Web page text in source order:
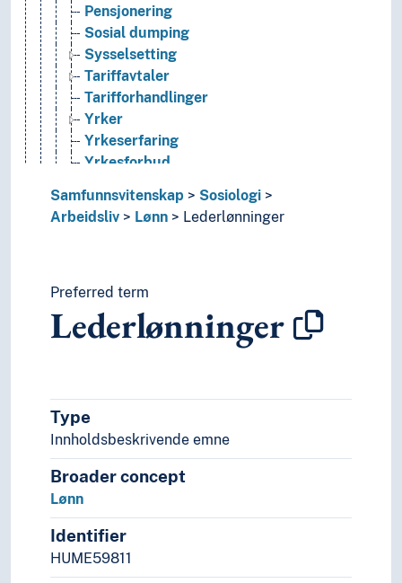
Pensjonering
Sosial dumping
Sysselsetting
Tariffavtaler
Tarifforhandlinger
Yrker
Yrkeserfaring
Yrkesforbud
Kriminologi
Samfunn
Sosiale aspekter
Sosiale bevegelser
Sosiale kontrakter
Sosiale relasjoner
Sosiale strukturer
Sosiale ulikheter
Sosialstatistikk
Sosiologiske teorier
Symbolsk interaksjonisme
Velferd
Statistikk
Samfunnsvitenskap
Sosiologi
Arbeidsliv
Lønn Lederlønninger
Preferred term
Lederlønninger
Type
Innholdsbeskrivende emne
Broader concept
Lønn
Identifier
HUME59811